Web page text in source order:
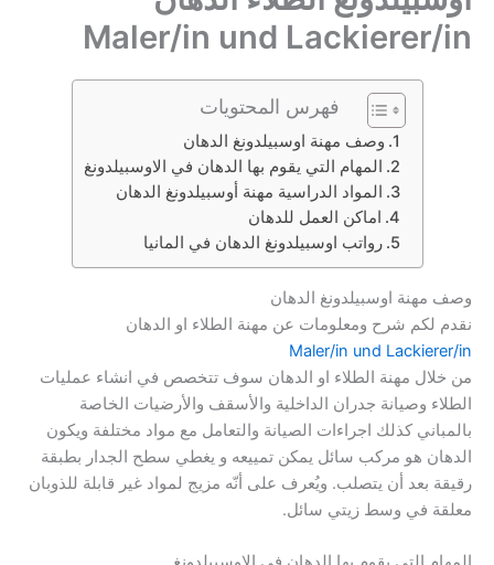
Maler/in und Lackierer/in
فهرس المحتويات
وصف مهنة اوسبيلدونغ الدهان
المهام التي يقوم بها الدهان في الاوسبيلدونغ
المواد الدراسية مهنة أوسبيلدونغ الدهان
اماكن العمل للدهان
رواتب اوسبيلدونغ الدهان في المانيا
وصف مهنة اوسبيلدونغ الدهان
نقدم لكم شرح ومعلومات عن مهنة الطلاء او الدهان
Maler/in und Lackierer/in
من خلال مهنة الطلاء او الدهان سوف تتخصص في انشاء عمليات
الطلاء وصيانة جدران الداخلية والأسقف والأرضيات الخاصة
بالمباني كذلك اجراءات الصيانة والتعامل مع مواد مختلفة ويكون
الدهان هو مركب سائل يمكن تمييعه و يغطي سطح الجدار بطبقة
رقيقة بعد أن يتصلب. ويُعرف على أنّه مزيج لمواد غير قابلة للذوبان
معلقة في وسط زيتي سائل.